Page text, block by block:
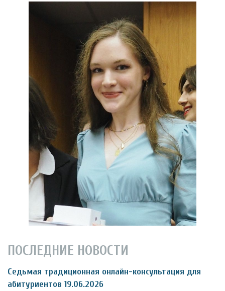
ПОСЛЕДНИЕ НОВОСТИ
Седьмая традиционная онлайн-консультация для
абитуриентов 19.06.2026